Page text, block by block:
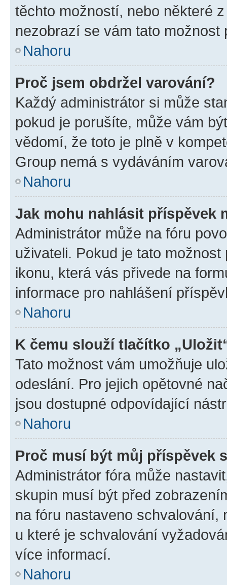
těchto možností, nebo některé
nezobrazí se vám tato
Nahoru
Proč jsem obdržel varování?
Každý administrátor si může
pokud je porušíte, může vám
vědomí, že toto je plně v
Group nemá s vydáváním
Nahoru
Jak mohu nahlásit příspěvek
Administrátor může na fóru
uživateli. Pokud je tato
ikonu, která vás přivede na
informace pro nahlášení
Nahoru
K čemu slouží tlačítko
Tato možnost vám umožňuje
odeslání. Pro jejich opětovné
jsou dostupné odpovídající
Nahoru
Proč musí být můj příspěvek
Administrátor fóra může
skupin musí být před
na fóru nastaveno schvalování,
u které je schvalování
více informací.
Nahoru